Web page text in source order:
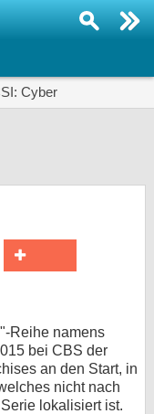
Cyber
"-Reihe namens
bei CBS der
an den Start, in
nicht nach
lokalisiert ist.